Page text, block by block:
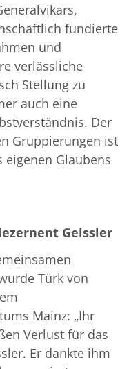
fundierte
und
verlässliche
Stellung zu
auch eine
Der
Gruppierungen ist
Glaubens
Geissler
Türk von
Mainz: „Ihr
Verlust für das
Er dankte ihm